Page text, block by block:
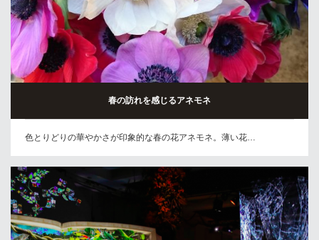
春の訪れを感じるアネモネ
色とりどりの華やかさが印象的な春の花アネモネ。薄い花…